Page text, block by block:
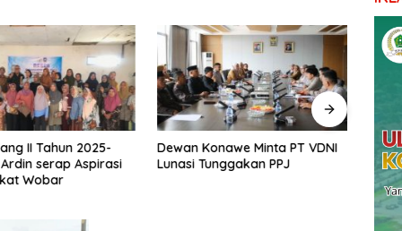
II Tahun 2025-
Ardin serap Aspirasi
Wobar
Dewan Konawe Minta PT VDNI
Lunasi Tunggakan PPJ